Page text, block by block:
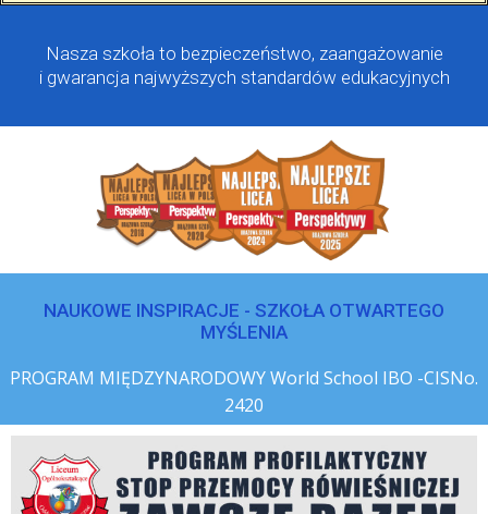
Nasza szkoła to bezpieczeństwo, zaangażowanie
i gwarancja najwyższych standardów edukacyjnych
NAUKOWE INSPIRACJE - SZKOŁA OTWARTEGO
MYŚLENIA
PROGRAM MIĘDZYNARODOWY World School IBO -CISNo.
2420